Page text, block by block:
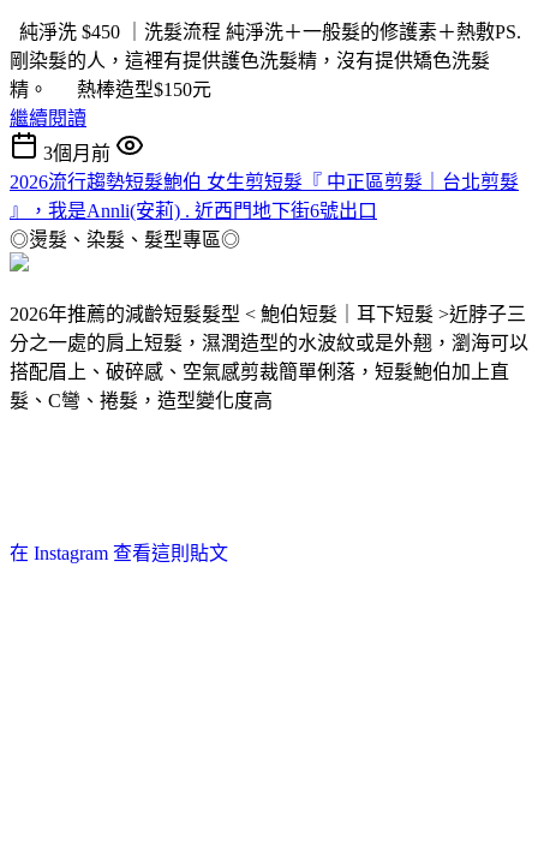
純淨洗 $450 ｜洗髮流程 純淨洗＋一般髮的修護素＋熱敷PS.
剛染髮的人，這裡有提供護色洗髮精，沒有提供矯色洗髮
精。 熱棒造型$150元
繼續閱讀
3個月前
2026流行趨勢短髮鮑伯 女生剪短髮『 中正區剪髮｜台北剪髮
』，我是Annli(安莉) . 近西門地下街6號出口
◎燙髮、染髮、髮型專區◎
2026年推薦的減齡短髮髮型 < 鮑伯短髮｜耳下短髮 >近脖子三
分之一處的肩上短髮，濕潤造型的水波紋或是外翹，瀏海可以
搭配眉上、破碎感、空氣感剪裁簡單俐落，短髮鮑伯加上直
髮、C彎、捲髮，造型變化度高
在 Instagram 查看這則貼文